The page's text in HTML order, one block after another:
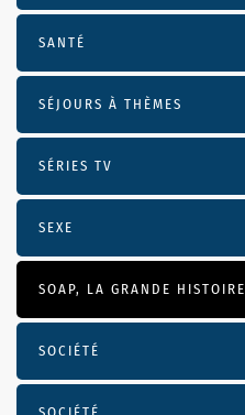
SANTÉ
SÉJOURS À THÈMES
SÉRIES TV
SEXE
SOAP, LA GRANDE HISTOIRE
SOCIÉTÉ